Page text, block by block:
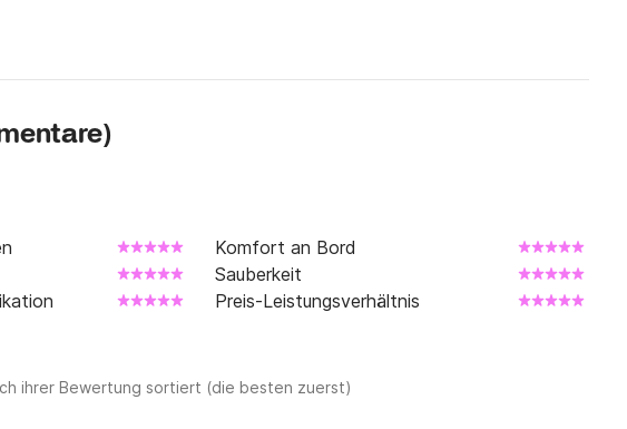
)
Komfort an Bord
Sauberkeit
Preis-Leistungsverhältnis
ihrer Bewertung sortiert (die besten zuerst)